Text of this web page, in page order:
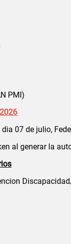
PMI)
07 de julio,
al generar la